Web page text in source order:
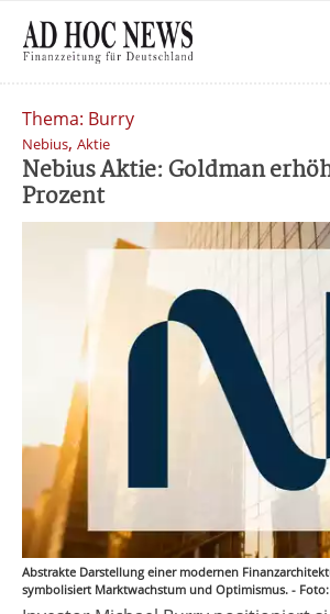
Thema: Burry
Nebius, Aktie
Nebius Aktie: Goldman
Prozent
Abstrakte Darstellung einer modernen
symbolisiert Marktwachstum und Optimismus. -